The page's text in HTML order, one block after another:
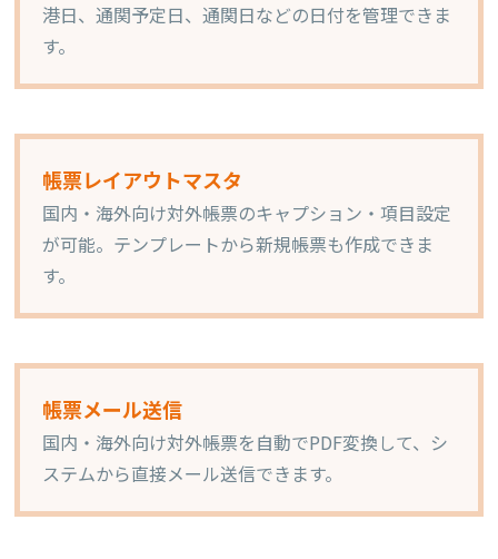
港日、通関予定日、通関日などの日付を管理できま
す。
帳票レイアウトマスタ
国内・海外向け対外帳票のキャプション・項目設定
が可能。テンプレートから新規帳票も作成できま
す。
帳票メール送信
国内・海外向け対外帳票を自動でPDF変換して、シ
ステムから直接メール送信できます。